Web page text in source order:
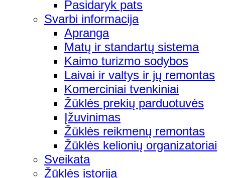
Pasidaryk pats
Svarbi informacija
Apranga
Matų ir standartų sistema
Kaimo turizmo sodybos
Laivai ir valtys ir jų remontas
Komerciniai tvenkiniai
Žūklės prekių parduotuvės
Įžuvinimas
Žūklės reikmenų remontas
Žūklės kelionių organizatoriai
Sveikata
Žūklės istorija